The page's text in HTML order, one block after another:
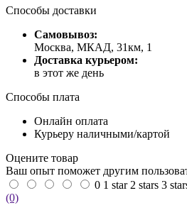
Способы доставки
Самовывоз:
Москва, МКАД, 31км, 1
Доставка курьером:
в этот же день
Способы плата
Онлайн оплата
Курьеру наличными/картой
Оцените товар
Ваш опыт поможет другим
0 1 star 2 stars 3
(0)